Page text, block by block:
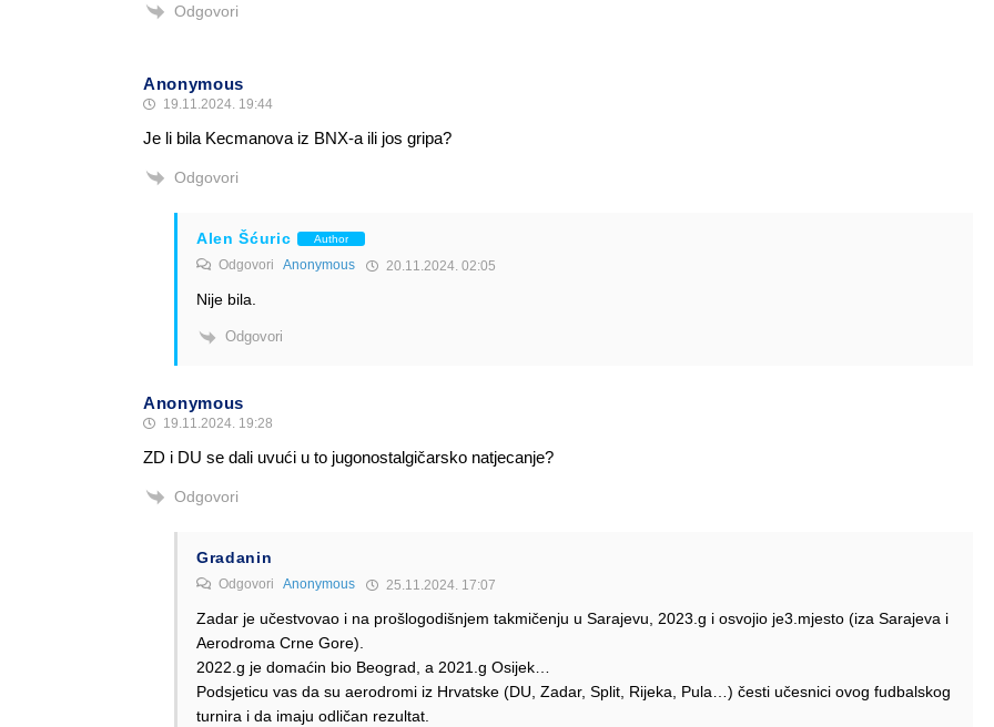
Odgovori
Anonymous
19.11.2024. 19:44
Je li bila Kecmanova iz BNX-a ili jos gripa?
Odgovori
Alen Šćuric Author
Odgovori Anonymous 20.11.2024. 02:05
Nije bila.
Odgovori
Anonymous
19.11.2024. 19:28
ZD i DU se dali uvući u to jugonostalgičarsko natjecanje?
Odgovori
Gradanin
Odgovori Anonymous 25.11.2024. 17:07
Zadar je učestvovao i na prošlogodišnjem takmičenju u Sarajevu, 2023.g i osvojio je3.mjesto (iza Sarajeva i
Aerodroma Crne Gore).
2022.g je domaćin bio Beograd, a 2021.g Osijek…
Podsjeticu vas da su aerodromi iz Hrvatske (DU, Zadar, Split, Rijeka, Pula…) česti učesnici ovog fudbalskog
turnira i da imaju odličan rezultat.